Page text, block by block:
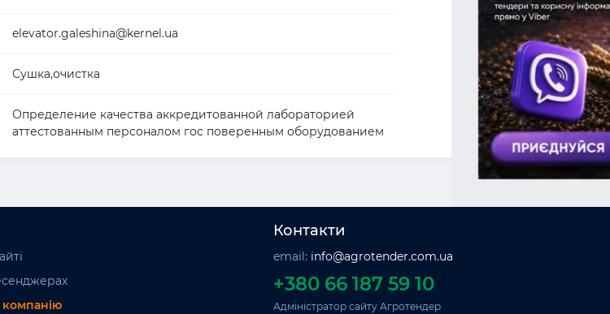
elevator.galeshina@kernel.ua
Сушка,очистка
Определение качества аккредитованной лабораторией
аттестованным персоналом гос поверенным оборудованием
компанію
Контакти
email: info@agrotender.com.ua
+380 66 187 59 10
Адміністратор сайту Агротендер